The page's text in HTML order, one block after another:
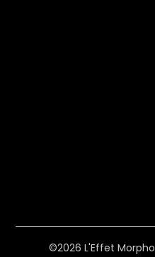
©2026 L'Effet Morpho